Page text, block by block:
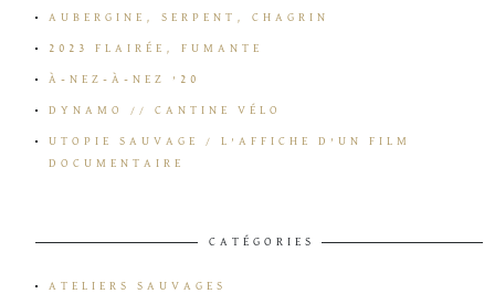
AUBERGINE, SERPENT, CHAGRIN
2023 FLAIRÉE, FUMANTE
À-NEZ-À-NEZ ’20
DYNAMO // CANTINE VÉLO
UTOPIE SAUVAGE / L’AFFICHE D’UN FILM
DOCUMENTAIRE
CATÉGORIES
ATELIERS SAUVAGES